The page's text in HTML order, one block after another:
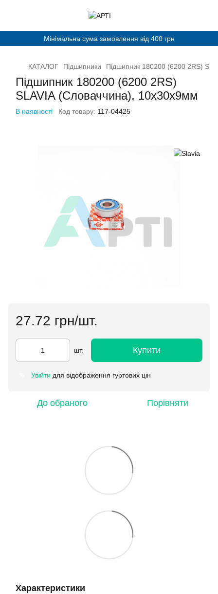
Мінімальна сума замовлення від 400 грн
КАТАЛОГ Підшипники Підшипник 180200 (6200 2RS)
Підшипник 180200 (6200 2RS)
SLAVIA (Словаччина), 10х30х9мм
В наявності Код товару: 117-04425
27.72 грн/шт.
шт. Купити
Увійти для відображення гуртових цін
До обраного Порівняти
Характеристики